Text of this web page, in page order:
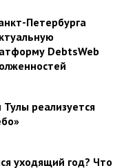
Петербурга
DebtsWeb
реализуется
уходящий год? Что